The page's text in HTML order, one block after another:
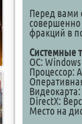
Перед вами
фракций в
Системные
ОС:
Процессор:
Видеокарта:
DirectX:
Место на